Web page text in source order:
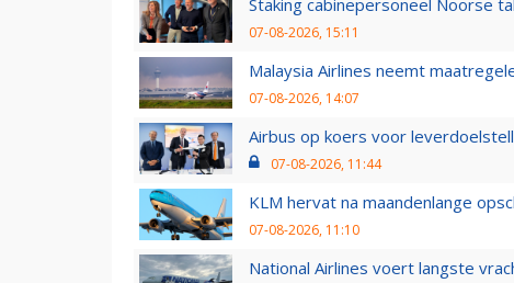
07-08-2026, 15:11
Malaysia Airlines neemt
07-08-2026, 14:07
Airbus op koers voor
07-08-2026, 11:44
KLM hervat na maandenlange
07-08-2026, 11:10
National Airlines voert langste